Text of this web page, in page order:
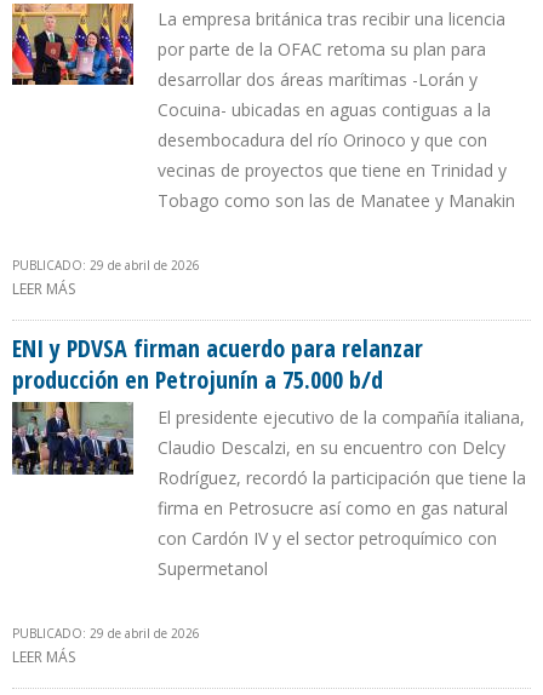
La empresa británica tras recibir una licencia
por parte de la OFAC retoma su plan para
desarrollar dos áreas marítimas -Lorán y
Cocuina- ubicadas en aguas contiguas a la
desembocadura del río Orinoco y que con
vecinas de proyectos que tiene en Trinidad y
Tobago como son las de Manatee y Manakin
PUBLICADO: 29 de abril de 2026
LEER MÁS
ENI y PDVSA firman acuerdo para relanzar
producción en Petrojunín a 75.000 b/d
El presidente ejecutivo de la compañía italiana,
Claudio Descalzi, en su encuentro con Delcy
Rodríguez, recordó la participación que tiene la
firma en Petrosucre así como en gas natural
con Cardón IV y el sector petroquímico con
Supermetanol
PUBLICADO: 29 de abril de 2026
LEER MÁS